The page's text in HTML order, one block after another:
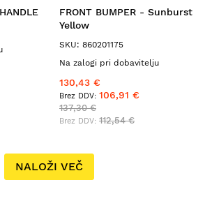
FRONT BUMPER - Sunburst
Yellow
SKU: 860201175
Na zalogi pri dobavitelju
130,43 €
106,91 €
137,30 €
112,54 €
NALOŽI VEČ